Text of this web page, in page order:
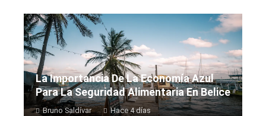
La Importancia De La Economía Azul
Para La Seguridad Alimentaria En Belice
Bruno Saldívar Hace 4 días